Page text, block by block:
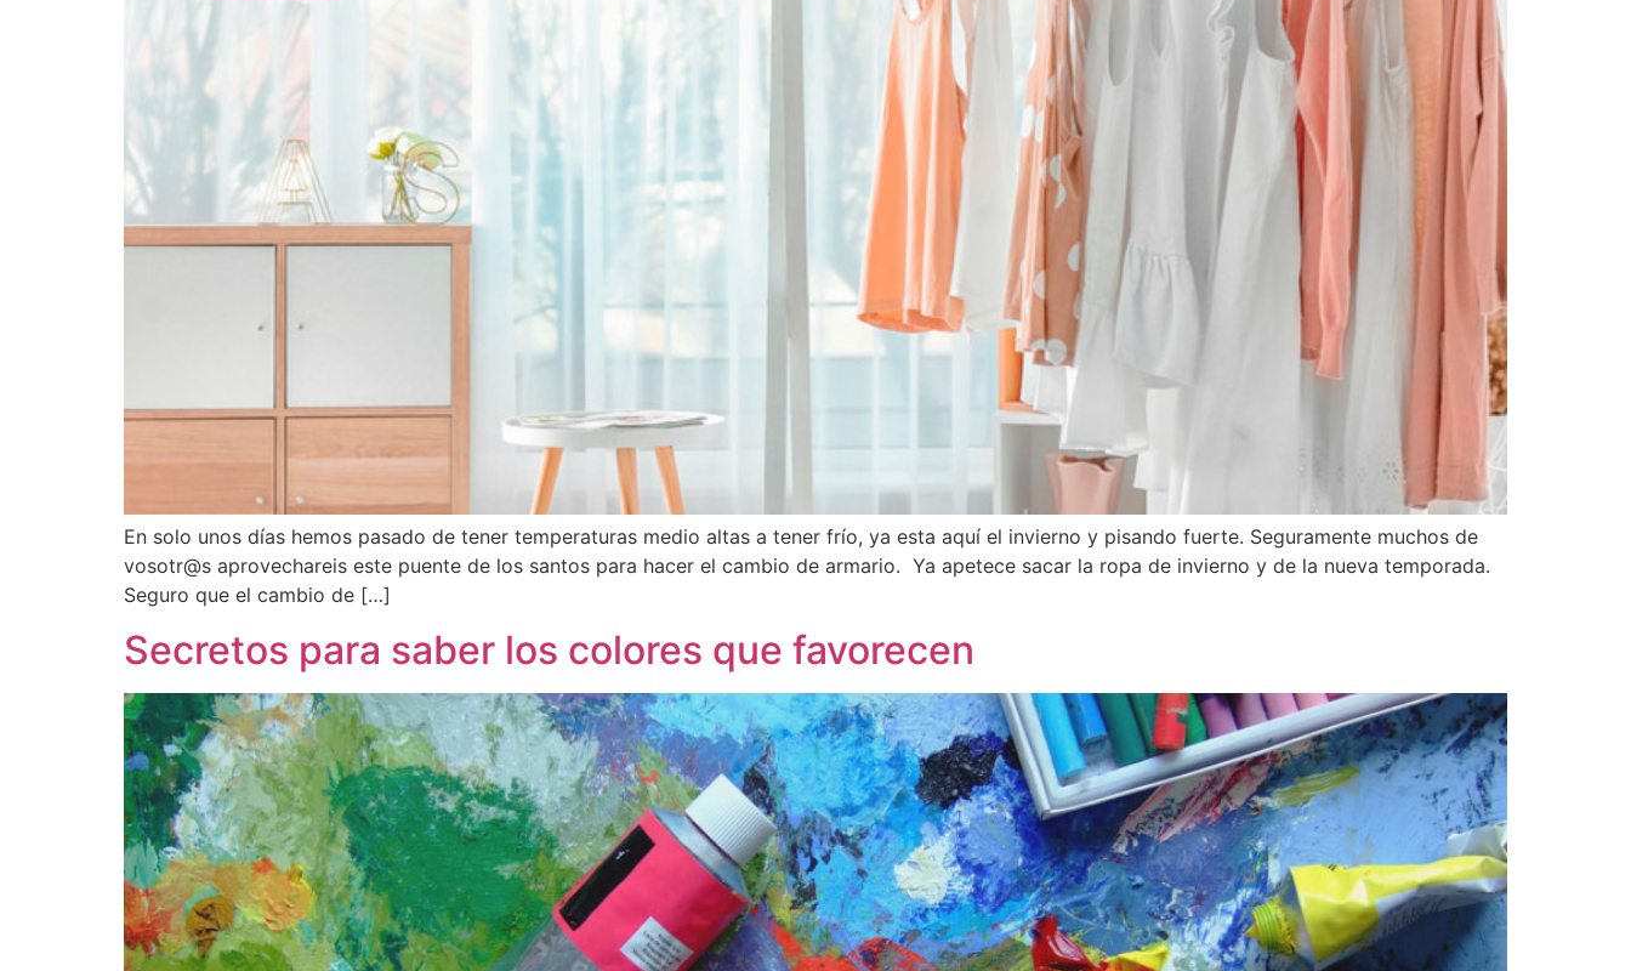
En solo unos días hemos pasado de tener temperaturas medio altas a tener frío, ya esta aquí el invierno y pisando fuerte. Seguramente muchos de
vosotr@s aprovechareis este puente de los santos para hacer el cambio de armario. Ya apetece sacar la ropa de invierno y de la nueva temporada.
Seguro que el cambio de […]
Secretos para saber los colores que favorecen